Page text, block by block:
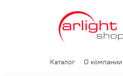
Каталог О компании